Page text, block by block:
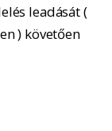
leadását (
) követően